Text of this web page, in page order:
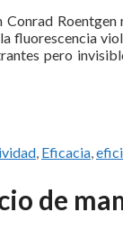
fluorescencia
pero
, Eficacia,
de